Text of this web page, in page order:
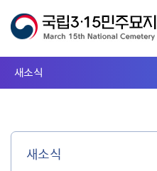
새소식
새소식